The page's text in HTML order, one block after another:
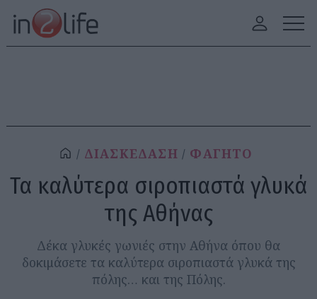
ΔΙΑΣΚΕΔΑΣΗ ΦΑΓΗΤΟ
Τα καλύτερα σιροπιαστά γλυκά
της Αθήνας
Δέκα γλυκές γωνιές στην Αθήνα όπου θα
δοκιμάσετε τα καλύτερα σιροπιαστά γλυκά της
πόλης… και της Πόλης.